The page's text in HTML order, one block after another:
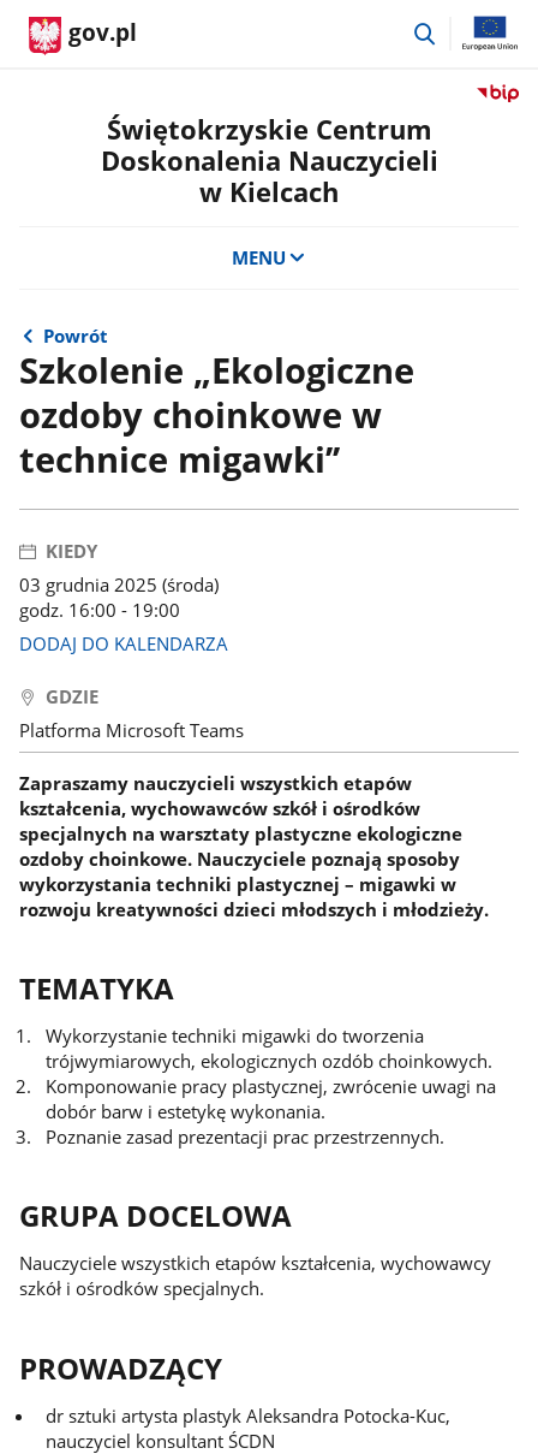
gov.pl
przejdź
Przejdź
Świętokrzyskie Centrum
Doskonalenia Nauczycieli
w Kielcach
MENU
Powrót
Szkolenie „Ekologiczne
ozdoby choinkowe w
technice migawki’’
KIEDY
03 grudnia 2025 (środa)
godz. 16:00 - 19:00
DODAJ DO KALENDARZA
GDZIE
Platforma Microsoft Teams
Zapraszamy nauczycieli wszystkich etapów
kształcenia, wychowawców szkół i ośrodków
specjalnych na warsztaty plastyczne ekologiczne
ozdoby choinkowe. Nauczyciele poznają sposoby
wykorzystania techniki plastycznej – migawki w
rozwoju kreatywności dzieci młodszych i młodzieży.
TEMATYKA
Wykorzystanie techniki migawki do tworzenia
trójwymiarowych, ekologicznych ozdób choinkowych.
Komponowanie pracy plastycznej, zwrócenie uwagi na
dobór barw i estetykę wykonania.
Poznanie zasad prezentacji prac przestrzennych.
GRUPA DOCELOWA
Nauczyciele wszystkich etapów kształcenia, wychowawcy
szkół i ośrodków specjalnych.
PROWADZĄCY
dr sztuki artysta plastyk Aleksandra Potocka-Kuc,
nauczyciel konsultant ŚCDN